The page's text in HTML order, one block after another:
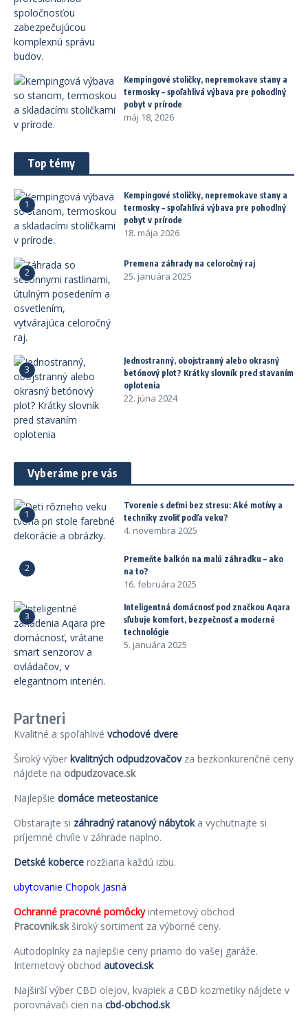
Kempingové stoličky, nepremokave stany a
termosky – spoľahlivá výbava pre pohodlný
pobyt v prírode
máj 18, 2026
Top témy
1
Kempingové stoličky, nepremokave stany a
termosky – spoľahlivá výbava pre pohodlný
pobyt v prírode
18. mája 2026
2
Premena záhrady na celoročný raj
25. januára 2025
3
Jednostranný, obojstranný alebo okrasný
betónový plot? Krátky slovník pred stavaním
oplotenia
22. júna 2024
Vyberáme pre vás
1
Tvorenie s deťmi bez stresu: Aké motívy a
techniky zvoliť podľa veku?
4. novembra 2025
2
Premeňte balkón na malú záhradku – ako
na to?
16. februára 2025
3
Inteligentná domácnosť pod značkou Aqara
sľubuje komfort, bezpečnosť a moderné
technológie
5. januára 2025
Partneri
Kvalitné a spoľahlivé vchodové dvere
Široký výber kvalitných odpudzovačovza bezkonkurenčné ceny
nájdete na odpudzovace.sk
Najlepšie domáce meteostanice
Obstarajte si záhradný ratanový nábytoka vychutnajte si
príjemné chvíle v záhrade naplno.
Detské koberce rozžiaria každú izbu.
ubytovanie Chopok Jasná
Ochranné pracovné pomôckyinternetový obchod
Pracovnik.skširoký sortiment za výborné ceny.
Autodoplnky za najlepšie ceny priamo do vašej garáže.
Internetový obchod autoveci.sk
Najširší výber CBD olejov, kvapiek a CBD kozmetiky nájdete v
porovnávači cien na cbd-obchod.sk